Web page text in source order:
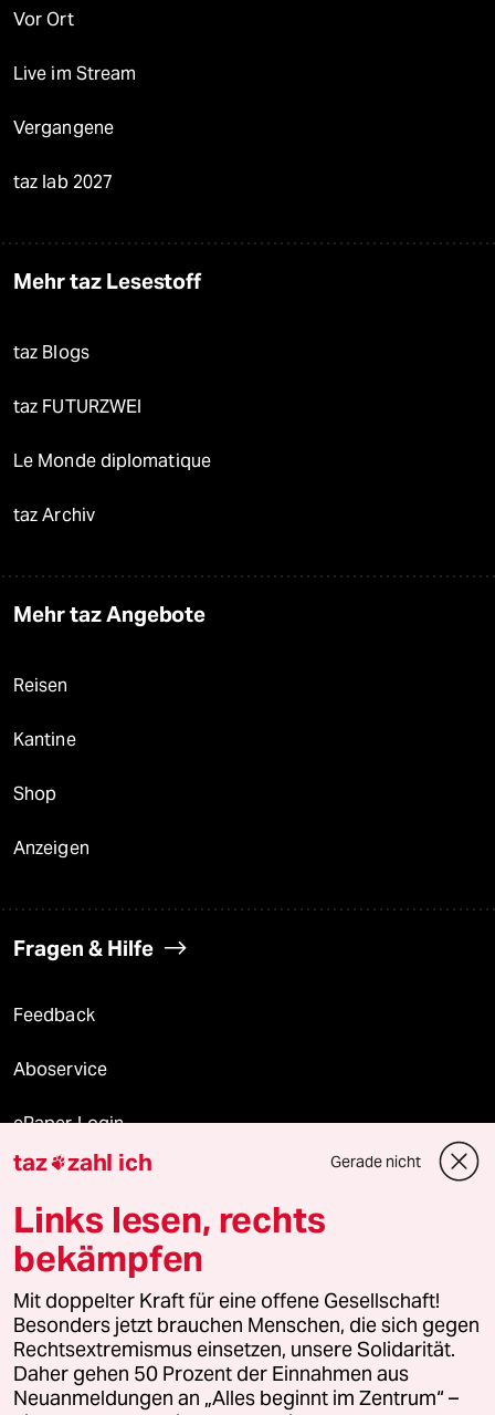
Vor Ort
Live im Stream
Vergangene
taz lab 2027
Mehr taz Lesestoff
taz Blogs
taz FUTURZWEI
Le Monde diplomatique
taz Archiv
Mehr taz Angebote
Reisen
Kantine
Shop
Anzeigen
Fragen & Hilfe
Feedback
Aboservice
ePaper Login
Downloads für Abonnierende
© 2026 taz Verlags und Vertriebs GmbH
Alle Rechte vorbehalten. Bei rechtlichen Fragen oder für Genehmigungen
wenden Sie sich bitte an
lizenzen@taz.de
Feedback Redaktionsstatut Kommune-Richtlinien
taz zahl ich Gerade nicht
Links lesen, rechts
bekämpfen
Mit doppelter Kraft für eine offene Gesellschaft!
Besonders jetzt brauchen Menschen, die sich gegen
Rechtsextremismus einsetzen, unsere Solidarität.
Daher gehen 50 Prozent der Einnahmen aus
Neuanmeldungen an „Alles beginnt im Zentrum“ –